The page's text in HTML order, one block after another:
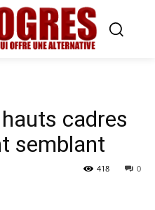
cadres
semblant
0
418